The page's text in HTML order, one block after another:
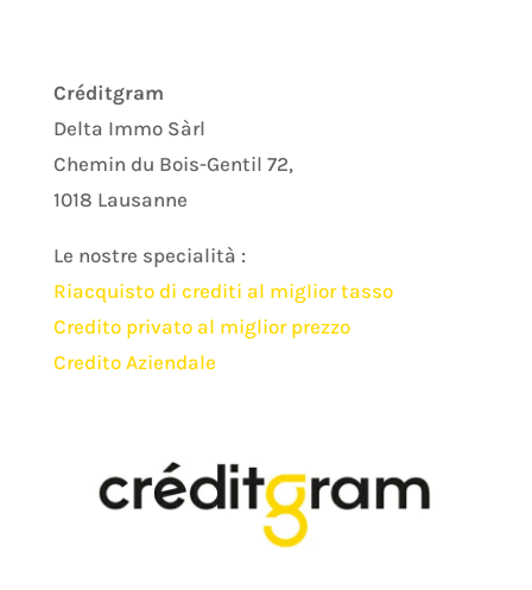
Créditgram
Delta Immo Sàrl
Chemin du Bois-Gentil 72,
1018 Lausanne
Le nostre specialità :
Riacquisto di crediti al miglior tasso
Credito privato al miglior prezzo
Credito Aziendale